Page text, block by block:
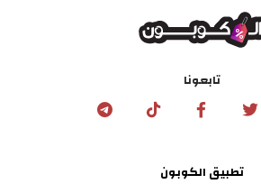
تابعونا
تطبيق الكوبون